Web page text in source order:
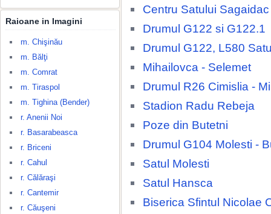
Raioane in Imagini
m. Chişinău
m. Bălţi
m. Comrat
m. Tiraspol
m. Tighina (Bender)
r. Anenii Noi
r. Basarabeasca
r. Briceni
r. Cahul
r. Călăraşi
r. Cantemir
r. Căuşeni
Centru Satului Sagaidac
Drumul G122 si G122.1
Drumul G122, L580
Mihailovca - Selemet
Drumul R26 Cimislia -
Stadion Radu Rebeja
Poze din Butetni
Drumul G104 Molesti -
Satul Molesti
Satul Hansca
Biserica Sfintul Nicolae